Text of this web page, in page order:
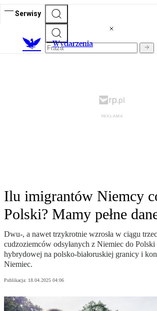
Serwisy
Wydarzenia
Ilu imigrantów Niemcy
Polski? Mamy pełne
Dwu-, a nawet trzykrotnie wzrosła w ciągu
cudzoziemców odsyłanych z Niemiec do
hybrydowej na polsko-białoruskiej granicy i
Niemiec.
Publikacja: 18.04.2025 04:06